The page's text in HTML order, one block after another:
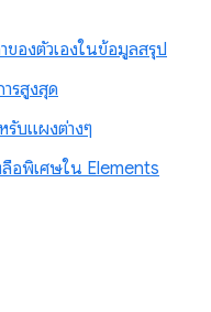
ของตัวเองในข้อมูลสรุป
รสูงสุด
รับแผงต่างๆ
อพิเศษใน Elements